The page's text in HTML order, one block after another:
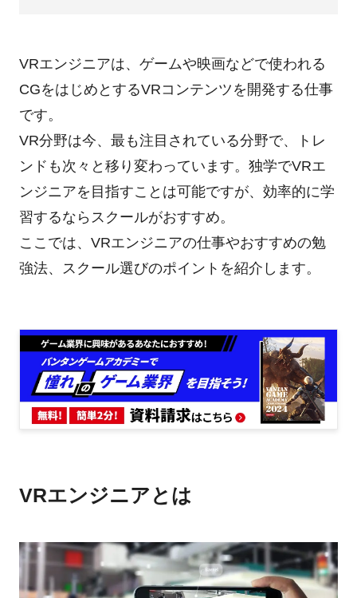
VRエンジニアは、ゲームや映画などで使われる
CGをはじめとするVRコンテンツを開発する仕事
です。
VR分野は今、最も注目されている分野で、トレ
ンドも次々と移り変わっています。独学でVRエ
ンジニアを目指すことは可能ですが、効率的に学
習するならスクールがおすすめ。
ここでは、VRエンジニアの仕事やおすすめの勉
強法、スクール選びのポイントを紹介します。
VRエンジニアとは